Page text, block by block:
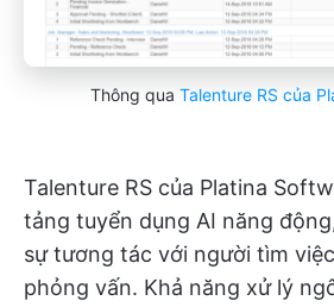
Thông qua Talenture RS của
Talenture RS của Platina
tảng tuyển dụng AI năng
sự tương tác với người tìm
phỏng vấn. Khả năng xử lý